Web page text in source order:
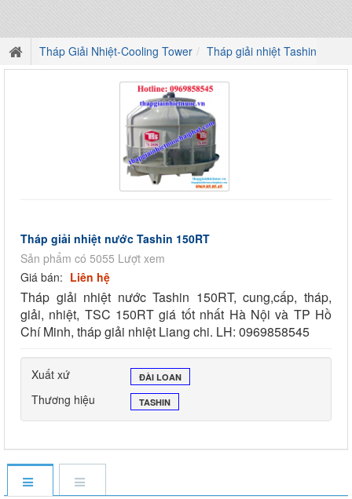
Tháp Giải Nhiệt-Cooling Tower Tháp giải nhiệt Tashin
Tháp giải nhiệt nước Tashin 150RT
Sản phẩm có 5055 Lượt xem
Giá bán: Liên hệ
Tháp giải nhiệt nước Tashin 150RT, cung,cấp, tháp,
giải, nhiệt, TSC 150RT giá tốt nhất Hà Nội và TP Hồ
Chí Minh, tháp giải nhiệt Liang chi. LH: 0969858545
Xuất xứ ĐÀI LOAN
Thương hiệu TASHIN